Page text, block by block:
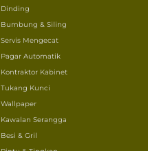
Dinding
Bumbung & Siling
Servis Mengecat
Pagar Automatik
Kontraktor Kabinet
Tukang Kunci
Wallpaper
Kawalan Serangga
Besi & Gril